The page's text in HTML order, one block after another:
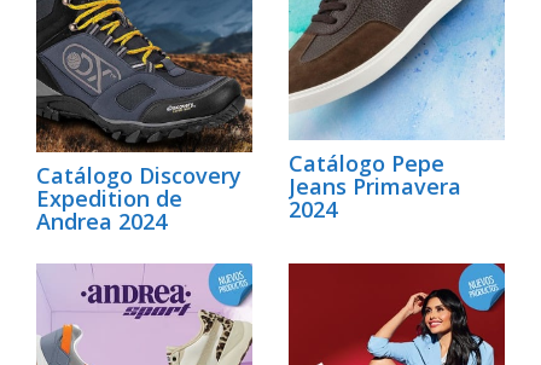
Catálogo Discovery
Expedition de
Andrea 2024
Catálogo Pepe
Jeans Primavera
2024